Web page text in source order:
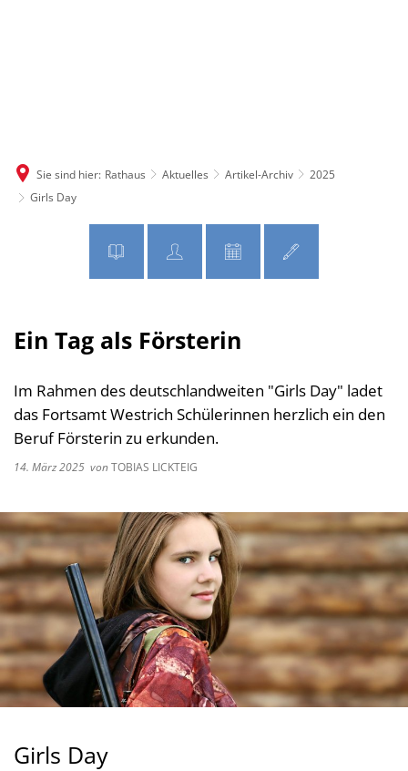
Sie sind hier: Rathaus Aktuelles Artikel-Archiv
2025
Girls Day
Ein Tag als Försterin
Im Rahmen des deutschlandweiten "Girls Day" ladet
das Fortsamt Westrich Schülerinnen herzlich ein den
Beruf Försterin zu erkunden.
14. März 2025 vonTOBIAS LICKTEIG
Girls Day